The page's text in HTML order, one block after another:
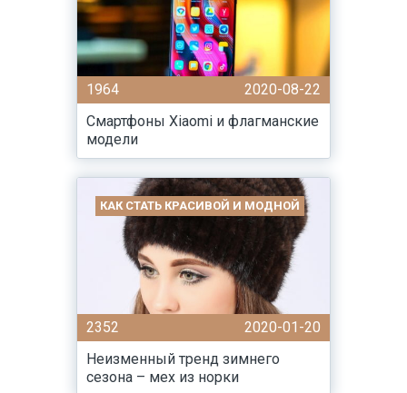
1964
2020-08-22
Смартфоны Xiaomi и флагманские
модели
КАК СТАТЬ КРАСИВОЙ И МОДНОЙ
2352
2020-01-20
Неизменный тренд зимнего
сезона – мех из норки